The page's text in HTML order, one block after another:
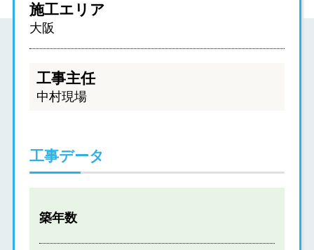
施工エリア
大阪
工事主任
中村現場
工事データ
築年数